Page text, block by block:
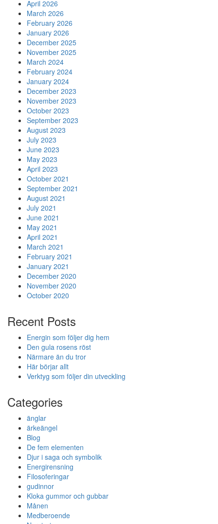
April 2026
March 2026
February 2026
January 2026
December 2025
November 2025
March 2024
February 2024
January 2024
December 2023
November 2023
October 2023
September 2023
August 2023
July 2023
June 2023
May 2023
April 2023
October 2021
September 2021
August 2021
July 2021
June 2021
May 2021
April 2021
March 2021
February 2021
January 2021
December 2020
November 2020
October 2020
Recent Posts
Energin som följer dig hem
Den gula rosens röst
Närmare än du tror
Här börjar allt
Verktyg som följer din utveckling
Categories
änglar
ärkeängel
Blog
De fem elementen
Djur i saga och symbolik
Energirensning
Filosoferingar
gudinnor
Kloka gummor och gubbar
Månen
Medberoende